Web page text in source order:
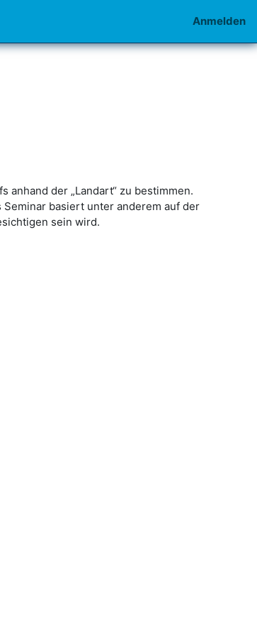
Anmelden
der „Landart“ zu bestimmen.
basiert unter anderem auf der
sein wird.